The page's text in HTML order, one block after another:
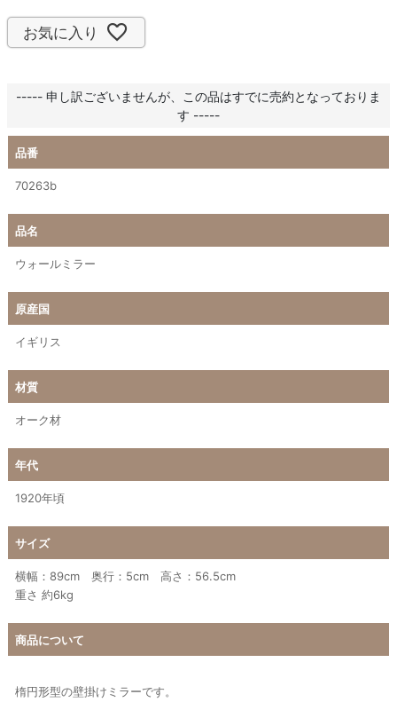
お気に入り
----- 申し訳ございませんが、この品はすでに売約となっておりま
す -----
品番
70263b
品名
ウォールミラー
原産国
イギリス
材質
オーク材
年代
1920年頃
サイズ
横幅：89cm 奥行：5cm 高さ：56.5cm
重さ 約6kg
商品について
楕円形型の壁掛けミラーです。